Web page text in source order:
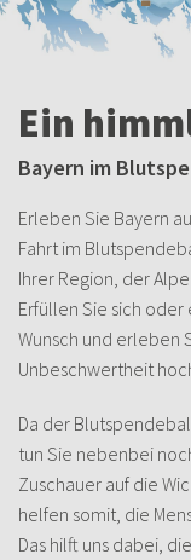
Ein
Bayern im
Erleben Sie Bayern
Fahrt im
Ihrer Region, der
Erfüllen Sie sich
Wunsch und erleben
Unbeschwertheit
Da der
tun Sie nebenbei
Zuschauer auf die
helfen somit, die
Das hilft uns dabei,